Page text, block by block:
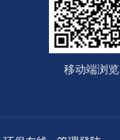
移动端浏览